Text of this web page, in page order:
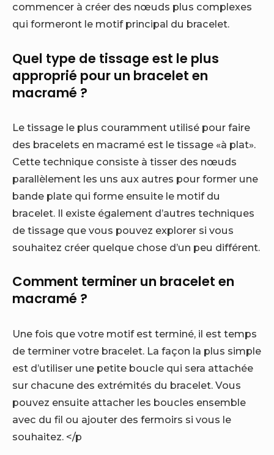
commencer à créer des nœuds plus complexes
qui formeront le motif principal du bracelet.
Quel type de tissage est le plus
approprié pour un bracelet en
macramé ?
Le tissage le plus couramment utilisé pour faire
des bracelets en macramé est le tissage «à plat».
Cette technique consiste à tisser des nœuds
parallèlement les uns aux autres pour former une
bande plate qui forme ensuite le motif du
bracelet. Il existe également d’autres techniques
de tissage que vous pouvez explorer si vous
souhaitez créer quelque chose d’un peu différent.
Comment terminer un bracelet en
macramé ?
Une fois que votre motif est terminé, il est temps
de terminer votre bracelet. La façon la plus simple
est d’utiliser une petite boucle qui sera attachée
sur chacune des extrémités du bracelet. Vous
pouvez ensuite attacher les boucles ensemble
avec du fil ou ajouter des fermoirs si vous le
souhaitez. </p